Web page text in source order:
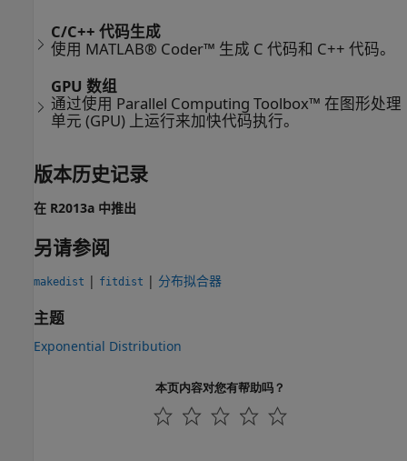
C/C++ 代码生成
使用 MATLAB® Coder™ 生成 C 代码和 C++ 代码。
GPU 数组
通过使用 Parallel Computing Toolbox™ 在图形处理
单元 (GPU) 上运行来加快代码执行。
版本历史记录
在 R2013a 中推出
另请参阅
makedist | fitdist | 分布拟合器
主题
Exponential Distribution
本页内容对您有帮助吗？